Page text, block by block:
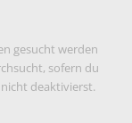
gesucht werden
sofern du
deaktivierst.